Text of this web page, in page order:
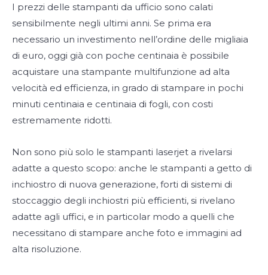
I prezzi delle stampanti da ufficio sono calati
sensibilmente negli ultimi anni. Se prima era
necessario un investimento nell’ordine delle migliaia
di euro, oggi già con poche centinaia è possibile
acquistare una stampante multifunzione ad alta
velocità ed efficienza, in grado di stampare in pochi
minuti centinaia e centinaia di fogli, con costi
estremamente ridotti.
Non sono più solo le stampanti laserjet a rivelarsi
adatte a questo scopo: anche le stampanti a getto di
inchiostro di nuova generazione, forti di sistemi di
stoccaggio degli inchiostri più efficienti, si rivelano
adatte agli uffici, e in particolar modo a quelli che
necessitano di stampare anche foto e immagini ad
alta risoluzione.